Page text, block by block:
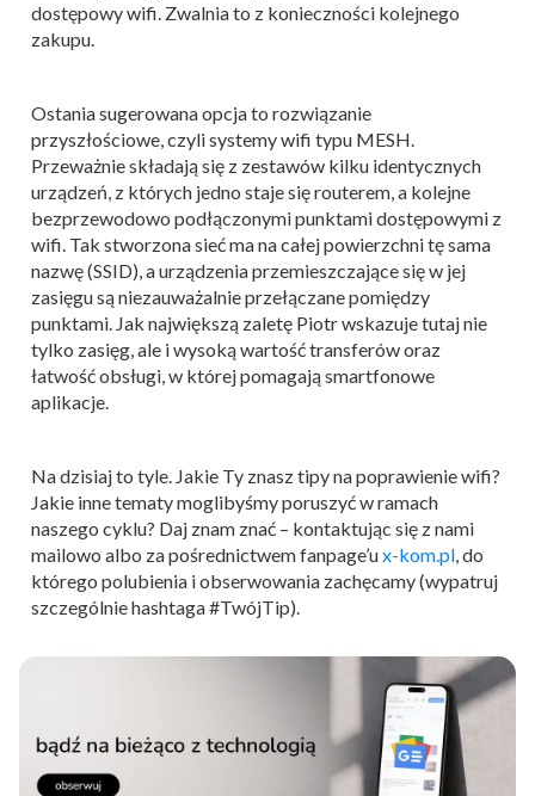
dostępowy wifi. Zwalnia to z konieczności kolejnego
zakupu.
Ostania sugerowana opcja to rozwiązanie
przyszłościowe, czyli systemy wifi typu MESH.
Przeważnie składają się z zestawów kilku identycznych
urządzeń, z których jedno staje się routerem, a kolejne
bezprzewodowo podłączonymi punktami dostępowymi z
wifi. Tak stworzona sieć ma na całej powierzchni tę sama
nazwę (SSID), a urządzenia przemieszczające się w jej
zasięgu są niezauważalnie przełączane pomiędzy
punktami. Jak największą zaletę Piotr wskazuje tutaj nie
tylko zasięg, ale i wysoką wartość transferów oraz
łatwość obsługi, w której pomagają smartfonowe
aplikacje.
Na dzisiaj to tyle. Jakie Ty znasz tipy na poprawienie wifi?
Jakie inne tematy moglibyśmy poruszyć w ramach
naszego cyklu? Daj znam znać – kontaktując się z nami
mailowo albo za pośrednictwem fanpage’ux-kom.pl, do
którego polubienia i obserwowania zachęcamy (wypatruj
szczególnie hashtaga #TwójTip).